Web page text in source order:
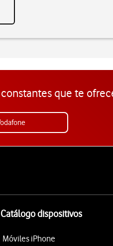
que te
Catálogo dispositivos
Móviles iPhone